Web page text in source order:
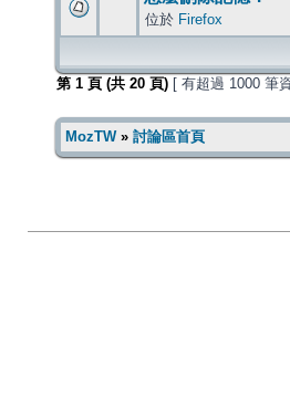
位於 Firefox
第 1 頁 (共 20 頁) [ 有超過 1000 筆
MozTW» 討論區首頁